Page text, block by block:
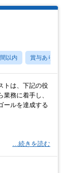
以内 賞与あり
トは、下記の役
務に着手し、
ールを達成する
…続きを読む